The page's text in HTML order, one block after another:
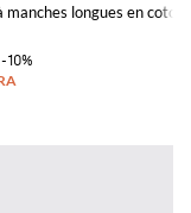
manches longues en
-10%